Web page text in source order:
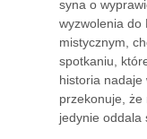
syna o
wyzwolenia do
mistycznym,
spotkaniu,
historia nadaje
przekonuje, że
jedynie oddala